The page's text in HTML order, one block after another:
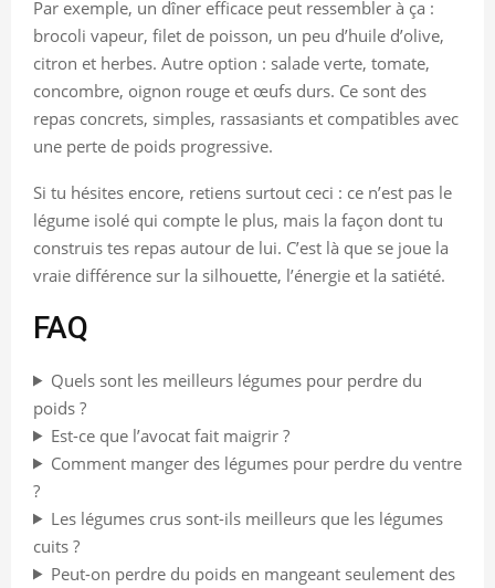
Par exemple, un dîner efficace peut ressembler à ça :
brocoli vapeur, filet de poisson, un peu d’huile d’olive,
citron et herbes. Autre option : salade verte, tomate,
concombre, oignon rouge et œufs durs. Ce sont des
repas concrets, simples, rassasiants et compatibles avec
une perte de poids progressive.
Si tu hésites encore, retiens surtout ceci : ce n’est pas le
légume isolé qui compte le plus, mais la façon dont tu
construis tes repas autour de lui. C’est là que se joue la
vraie différence sur la silhouette, l’énergie et la satiété.
FAQ
Quels sont les meilleurs légumes pour perdre du
poids ?
Est-ce que l’avocat fait maigrir ?
Comment manger des légumes pour perdre du ventre
?
Les légumes crus sont-ils meilleurs que les légumes
cuits ?
Peut-on perdre du poids en mangeant seulement des